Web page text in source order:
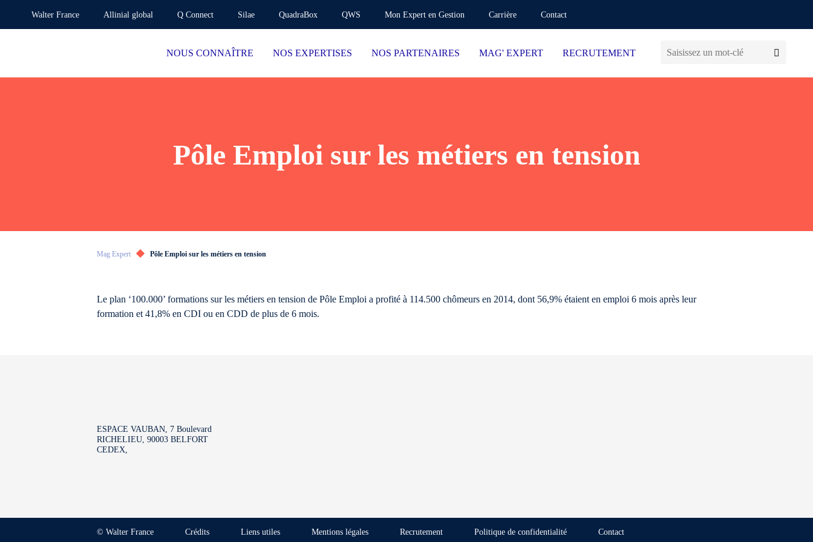
Walter France Allinial global Q Connect Silae QuadraBox QWS Mon Expert en Gestion Carrière Contact
NOUS CONNAÎTRE NOS EXPERTISES NOS PARTENAIRES MAG' EXPERT RECRUTEMENT
Pôle Emploi sur les métiers en tension
Mag Expert Pôle Emploi sur les métiers en tension
Le plan ‘100.000’ formations sur les métiers en tension de Pôle Emploi a profité à 114.500 chômeurs en 2014, dont 56,9% étaient en emploi 6 mois après leur
formation et 41,8% en CDI ou en CDD de plus de 6 mois.
ESPACE VAUBAN, 7 Boulevard
RICHELIEU, 90003 BELFORT
CEDEX,
© Walter France Crédits Liens utiles Mentions légales Recrutement Politique de confidentialité Contact